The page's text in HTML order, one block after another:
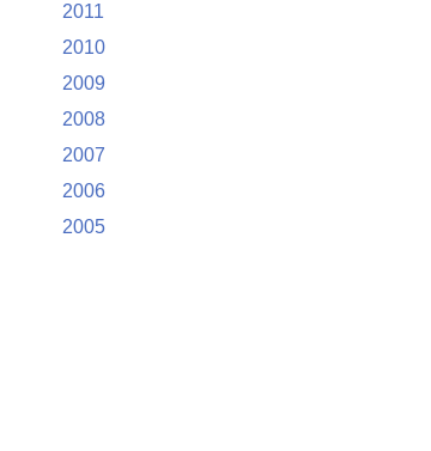
2011
2010
2009
2008
2007
2006
2005